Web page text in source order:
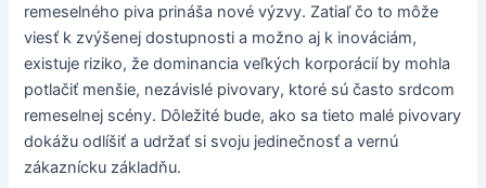
remeselného piva prináša nové výzvy. Zatiaľ čo to môže
viesť k zvýšenej dostupnosti a možno aj k inováciám,
existuje riziko, že dominancia veľkých korporácií by mohla
potlačiť menšie, nezávislé pivovary, ktoré sú často srdcom
remeselnej scény. Dôležité bude, ako sa tieto malé pivovary
dokážu odlíšiť a udržať si svoju jedinečnosť a vernú
zákaznícku základňu.